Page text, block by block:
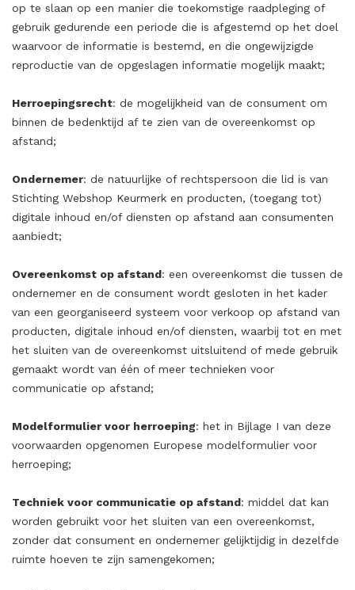
op te slaan op een manier die toekomstige raadpleging of
gebruik gedurende een periode die is afgestemd op het doel
waarvoor de informatie is bestemd, en die ongewijzigde
reproductie van de opgeslagen informatie mogelijk maakt;
Herroepingsrecht: de mogelijkheid van de consument om
binnen de bedenktijd af te zien van de overeenkomst op
afstand;
Ondernemer: de natuurlijke of rechtspersoon die lid is van
Stichting Webshop Keurmerk en producten, (toegang tot)
digitale inhoud en/of diensten op afstand aan consumenten
aanbiedt;
Overeenkomst op afstand: een overeenkomst die tussen de
ondernemer en de consument wordt gesloten in het kader
van een georganiseerd systeem voor verkoop op afstand van
producten, digitale inhoud en/of diensten, waarbij tot en met
het sluiten van de overeenkomst uitsluitend of mede gebruik
gemaakt wordt van één of meer technieken voor
communicatie op afstand;
Modelformulier voor herroeping: het in Bijlage I van deze
voorwaarden opgenomen Europese modelformulier voor
herroeping;
Techniek voor communicatie op afstand: middel dat kan
worden gebruikt voor het sluiten van een overeenkomst,
zonder dat consument en ondernemer gelijktijdig in dezelfde
ruimte hoeven te zijn samengekomen;